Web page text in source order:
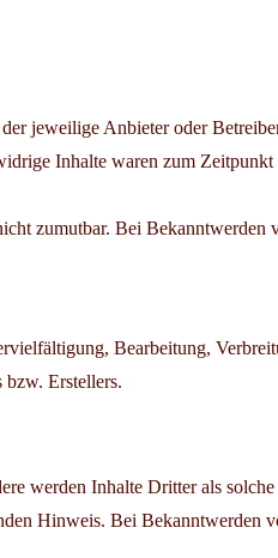
jeweilige Anbieter oder
Inhalte waren zum
zumutbar. Bei Bekanntwerden
Bearbeitung,
Erstellers.
werden Inhalte Dritter als solche
Hinweis. Bei Bekanntwerden